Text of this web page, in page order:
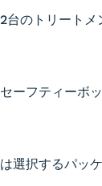
のトリート
ーフティーボ
選択するパッ